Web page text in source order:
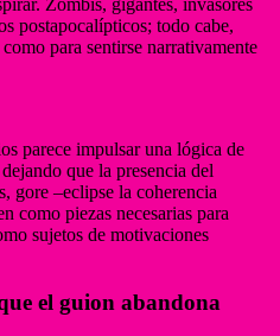
Zombis, gigantes, invasores
postapocalípticos; todo cabe,
para sentirse narrativamente
parece impulsar una lógica de
que la presencia del
gore –eclipse la coherencia
como piezas necesarias para
sujetos de motivaciones
el guion abandona